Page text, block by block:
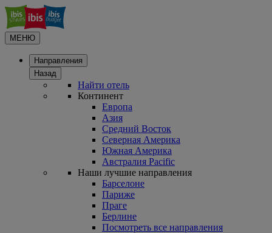
МЕНЮ
Направления
Назад
Найти отель
Континент
Европа
Азия
Средний Восток
Северная Америка
Южная Америка
Австралия Pacific
Наши лучшие направления
Барселоне
Париже
Праге
Берлине
Посмотреть все направления